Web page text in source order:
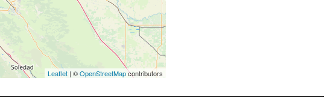
Leaflet | ©OpenStreetMapcontributors